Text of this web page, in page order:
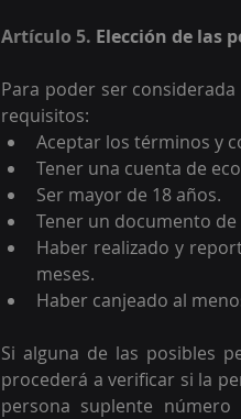
Artículo 5. Elección de las
Para poder ser
requisitos:
Aceptar los términos y
Tener una cuenta de
Ser mayor de 18 años.
Tener un documento
Haber realizado y
meses.
Haber canjeado al
Si alguna de las posibles
procederá a verificar si la
persona suplente